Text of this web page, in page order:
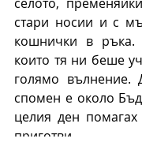
стари носии и с
кошнички в ръка.
които тя ни беше
голямо вълнение.
спомен е около
целия ден
приготви